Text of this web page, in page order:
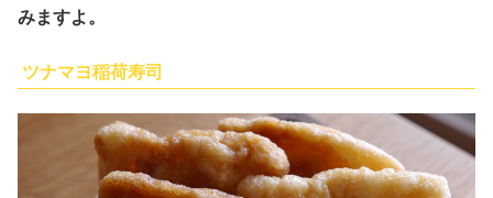
みますよ。
ツナマヨ稲荷寿司